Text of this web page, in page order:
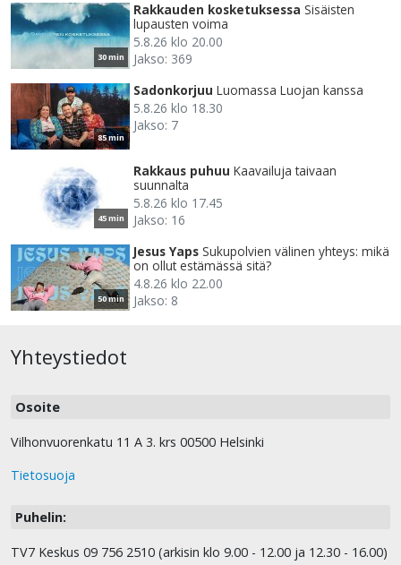
30 min
Rakkauden kosketuksessa Sisäisten
lupausten voima
5.8.26 klo 20.00
Jakso: 369
85 min
Sadonkorjuu Luomassa Luojan kanssa
5.8.26 klo 18.30
Jakso: 7
45 min
Rakkaus puhuu Kaavailuja taivaan
suunnalta
5.8.26 klo 17.45
Jakso: 16
50 min
Jesus Yaps Sukupolvien välinen yhteys: mikä
on ollut estämässä sitä?
4.8.26 klo 22.00
Jakso: 8
Yhteystiedot
Osoite
Vilhonvuorenkatu 11 A 3. krs 00500 Helsinki
Tietosuoja
Puhelin:
TV7 Keskus 09 756 2510 (arkisin klo 9.00 - 12.00 ja 12.30 - 16.00)